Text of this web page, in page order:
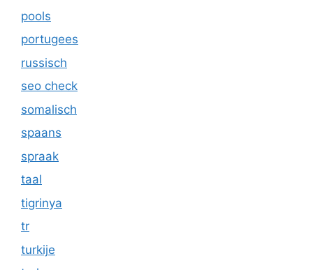
pools
portugees
russisch
seo check
somalisch
spaans
spraak
taal
tigrinya
tr
turkije